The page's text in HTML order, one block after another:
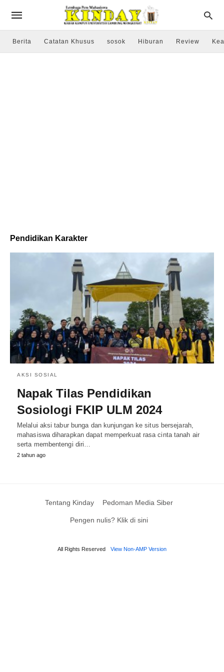
Berita Catatan Khusus sosok Hiburan Review
Pendidikan Karakter
AKSI SOSIAL
Napak Tilas Pendidikan
Sosiologi FKIP ULM 2024
Melalui aksi tabur bunga dan kunjungan ke situs bersejarah,
mahasiswa diharapkan dapat memperkuat rasa cinta tanah air
serta membentengi diri…
2 tahun ago
Tentang Kinday Pedoman Media Siber
Pengen nulis? Klik di sini
All Rights Reserved View Non-AMP Version